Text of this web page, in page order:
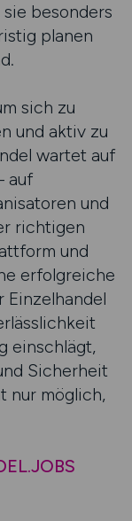
besonders
planen
sich zu
und aktiv zu
wartet auf
auf
und
richtigen
und
erfolgreiche
einschlägt,
Sicherheit
nur möglich,